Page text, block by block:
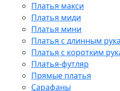
Платья макси
Платья миди
Платья мини
Платья с длинным
Платья с коротким
Платья-футляр
Прямые платья
Сарафаны